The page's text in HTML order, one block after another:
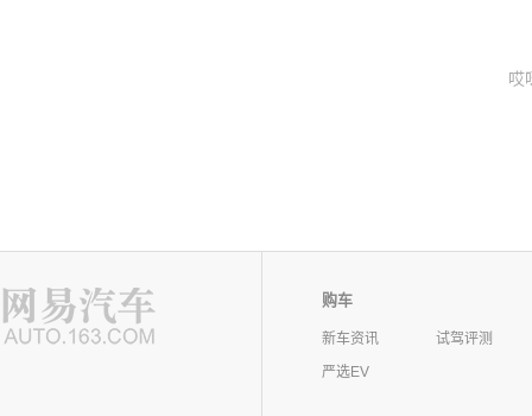
哎
购车
新车资讯
试驾评测
严选EV